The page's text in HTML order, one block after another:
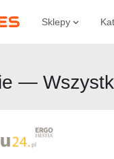
Sklepy
—